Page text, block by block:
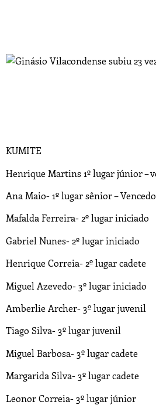
KUMITE
Henrique Martins 1º lugar júnior –
Ana Maio- 1º lugar sênior –
Mafalda Ferreira- 2º lugar iniciado
Gabriel Nunes- 2º lugar iniciado
Henrique Correia- 2º lugar cadete
Miguel Azevedo- 3º lugar iniciado
Amberlie Archer- 3º lugar juvenil
Tiago Silva- 3º lugar juvenil
Miguel Barbosa- 3º lugar cadete
Margarida Silva- 3º lugar cadete
Leonor Correia- 3º lugar júnior